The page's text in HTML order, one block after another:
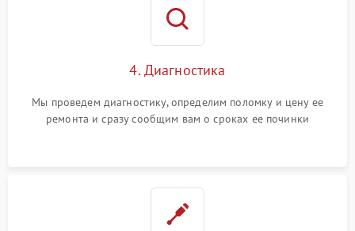
4. Диагностика
Мы проведем диагностику, определим поломку и цену ее
ремонта и сразу сообщим вам о сроках ее починки